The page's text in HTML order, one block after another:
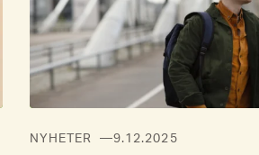
NYHETER 9.12.2025